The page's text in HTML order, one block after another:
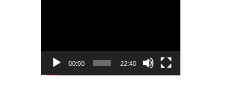
00:00 22:40